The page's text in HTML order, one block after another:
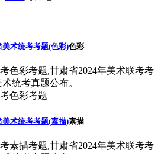
美术统考考题(色彩)色彩
色彩考题,甘肃省2024年美术联考考
统考真题公布。
美术统考考题(素描)素描
素描考题,甘肃省2024年美术联考考